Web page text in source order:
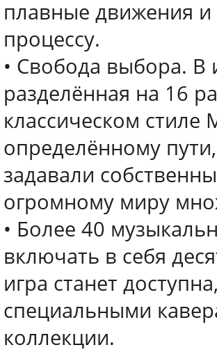
плавные движения и
процессу.
• Свобода выбора. В
разделённая на 16
классическом
определённому
задавали
огромному миру
• Более 40
включать в себя
игра станет
специальными
коллекции.